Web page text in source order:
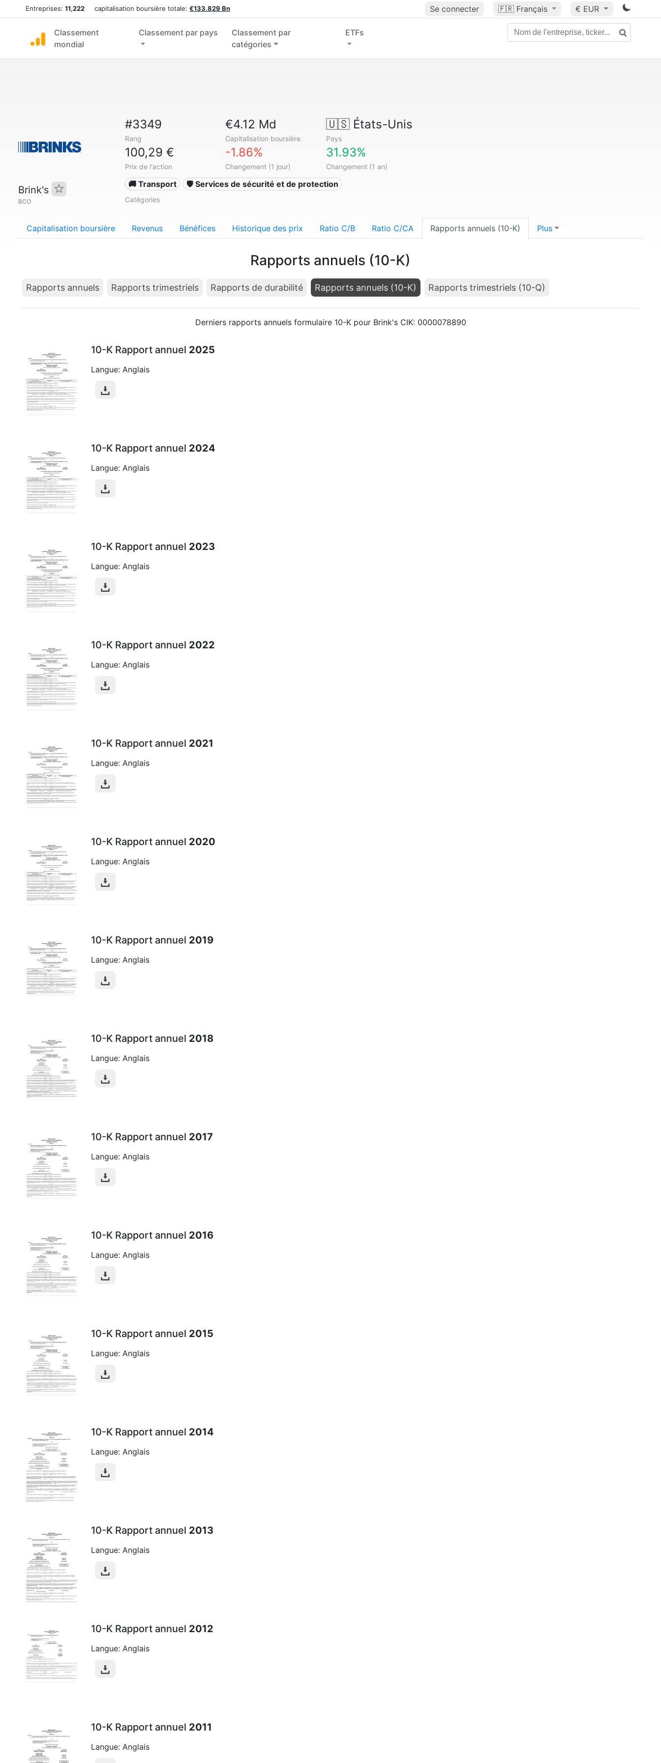
Entreprises: 11,222 capitalisation boursière totale: €133.829 Bn Se connecter 🇫🇷 Français € EUR
Classement
mondial
Classement par pays
Classement par
catégories
ETFs
Brink's
BCO
#3349
Rang
€4.12 Md
Capitalisation boursière
🇺🇸États-Unis
Pays
100,29 €
Prix de l'action
-1.86%
Changement (1 jour)
31.93%
Changement (1 an)
🚚 Transport 🛡️ Services de sécurité et de protection
Catégories
Capitalisation boursière Revenus Bénéfices Historique des prix Ratio C/B Ratio C/CA Rapports annuels (10-K) Plus
Rapports annuels (10-K)
Rapports annuels Rapports trimestriels Rapports de durabilité Rapports annuels (10-K) Rapports trimestriels (10-Q)
Derniers rapports annuels formulaire 10-K pour Brink's CIK: 0000078890
10-K Rapport annuel 2025
Langue: Anglais
10-K Rapport annuel 2024
Langue: Anglais
10-K Rapport annuel 2023
Langue: Anglais
10-K Rapport annuel 2022
Langue: Anglais
10-K Rapport annuel 2021
Langue: Anglais
10-K Rapport annuel 2020
Langue: Anglais
10-K Rapport annuel 2019
Langue: Anglais
10-K Rapport annuel 2018
Langue: Anglais
10-K Rapport annuel 2017
Langue: Anglais
10-K Rapport annuel 2016
Langue: Anglais
10-K Rapport annuel 2015
Langue: Anglais
10-K Rapport annuel 2014
Langue: Anglais
10-K Rapport annuel 2013
Langue: Anglais
10-K Rapport annuel 2012
Langue: Anglais
10-K Rapport annuel 2011
Langue: Anglais